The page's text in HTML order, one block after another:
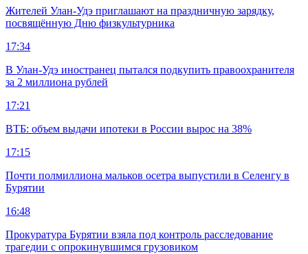
Жителей Улан-Удэ приглашают на праздничную зарядку,
посвящённую Дню физкультурника
17:34
В Улан-Удэ иностранец пытался подкупить правоохранителя
за 2 миллиона рублей
17:21
ВТБ: объем выдачи ипотеки в России вырос на 38%
17:15
Почти полмиллиона мальков осетра выпустили в Селенгу в
Бурятии
16:48
Прокуратура Бурятии взяла под контроль расследование
трагедии с опрокинувшимся грузовиком